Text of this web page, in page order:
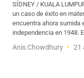
SÍDNEY / KUALA
un caso de éxito en
encuentra ahora sumida
independencia en 1948.
Anis Chowdhury 21